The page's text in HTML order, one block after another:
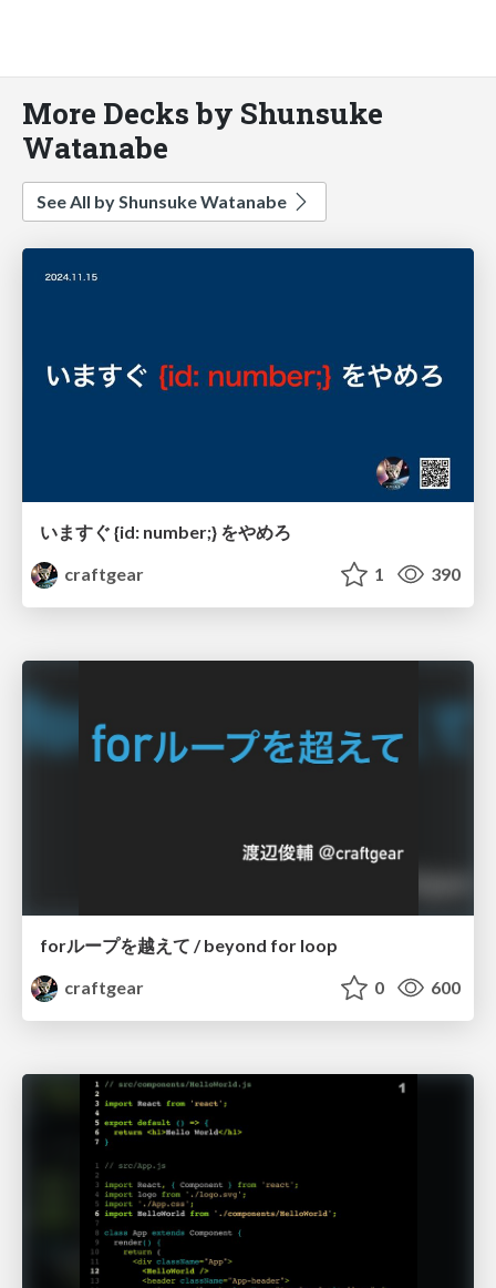
More Decks by Shunsuke
Watanabe
See All by Shunsuke Watanabe
いますぐ {id: number;} をやめろ
craftgear
1 390
forループを越えて / beyond for loop
craftgear
0 600